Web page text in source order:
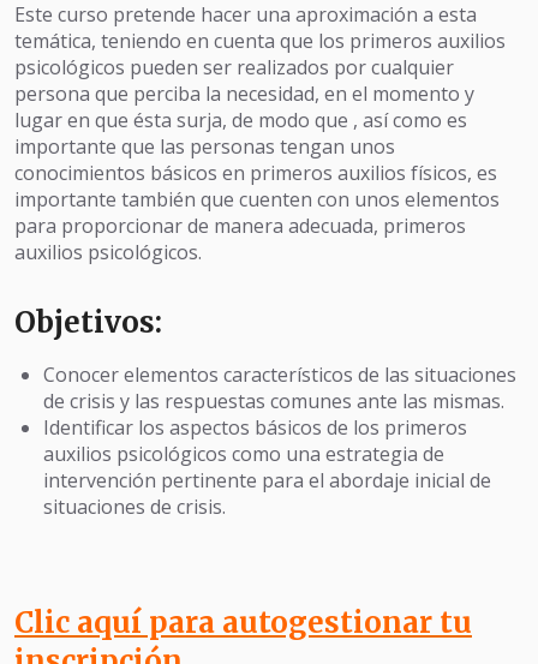
Este curso pretende hacer una aproximación a esta
temática, teniendo en cuenta que los primeros auxilios
psicológicos pueden ser realizados por cualquier
persona que perciba la necesidad, en el momento y
lugar en que ésta surja, de modo que , así como es
importante que las personas tengan unos
conocimientos básicos en primeros auxilios físicos, es
importante también que cuenten con unos elementos
para proporcionar de manera adecuada, primeros
auxilios psicológicos.
Objetivos:
Conocer elementos característicos de las situaciones
de crisis y las respuestas comunes ante las mismas.
Identificar los aspectos básicos de los primeros
auxilios psicológicos como una estrategia de
intervención pertinente para el abordaje inicial de
situaciones de crisis.
Clic aquí para autogestionar tu